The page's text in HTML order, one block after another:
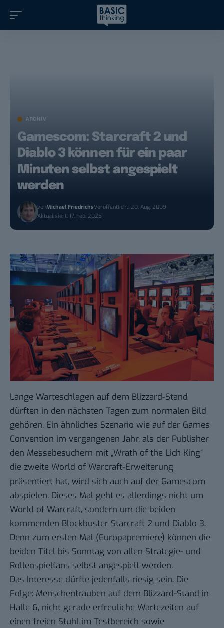
ARCHIV
Gamescom: Starcraft 2 und
Diablo 3 können für ein paar
Minuten selbst angespielt
werden
vonMichael FriedrichsVeröffentlicht: 20. Aug. 2009
Aktualisiert: 17. Feb. 2025
Lange Warteschlagen auf dem Blizzard-Stand
dürften in den nächsten Tagen zum normalen Bild
gehören. Ein ähnliches Szenario wie auf der Games
Convention im vergangenen Jahr, als der Publisher
den Messebesuchern mit „Wrath of the Lich King“
die zweite World of Warcraft-Erweiterung
präsentiert hat, wird sich auch auf der Gamescom
abspielen. Dieses Mal geht es allerdings nicht um
World of Warcraft, sondern um die beiden
kommenden Blockbuster Starcraft 2 und Diablo 3.
Denn zum ersten Mal (Europapremiere) können die
beiden Titel bis Sonntag von allen Strategie- und
Rollenspielfans selbst angespielt werden.
Das Interesse dürfte jedenfalls riesig sein. Die
Folge: Menschentrauben auf dem Blizzard-Stand in
Halle 6, nicht gerade erfreuliche Wartezeiten auf
einen freien Stuhl im Testbereich sowie